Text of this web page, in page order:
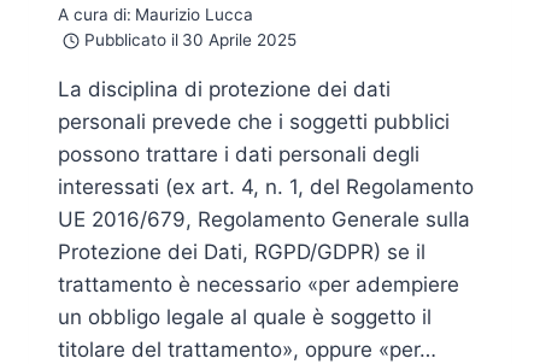
A cura di: Maurizio Lucca
Pubblicato il 30 Aprile 2025
La disciplina di protezione dei dati
personali prevede che i soggetti pubblici
possono trattare i dati personali degli
interessati (ex art. 4, n. 1, del Regolamento
UE 2016/679, Regolamento Generale sulla
Protezione dei Dati, RGPD/GDPR) se il
trattamento è necessario «per adempiere
un obbligo legale al quale è soggetto il
titolare del trattamento», oppure «per…